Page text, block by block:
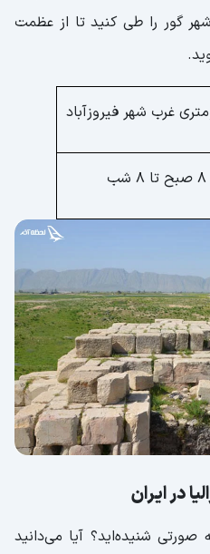
تا شهر گور را طی کنید تا از عظمت
8 صبح تا 8 شب
در ایران
صورتی شنیده‌اید؟ آیا می‌دانید